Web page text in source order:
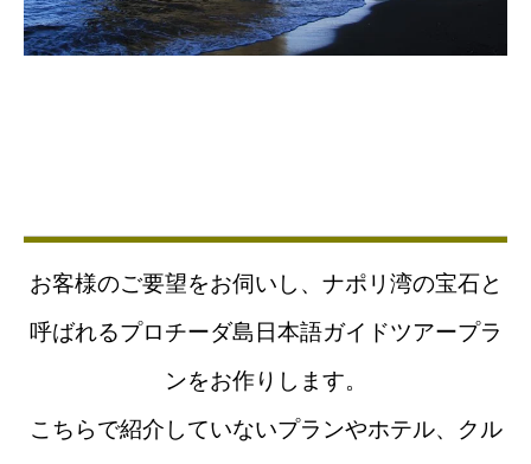
お客様のご要望をお伺いし、ナポリ湾の宝石と
呼ばれるプロチーダ島日本語ガイドツアープラ
ンをお作りします。
こちらで紹介していないプランやホテル、クル